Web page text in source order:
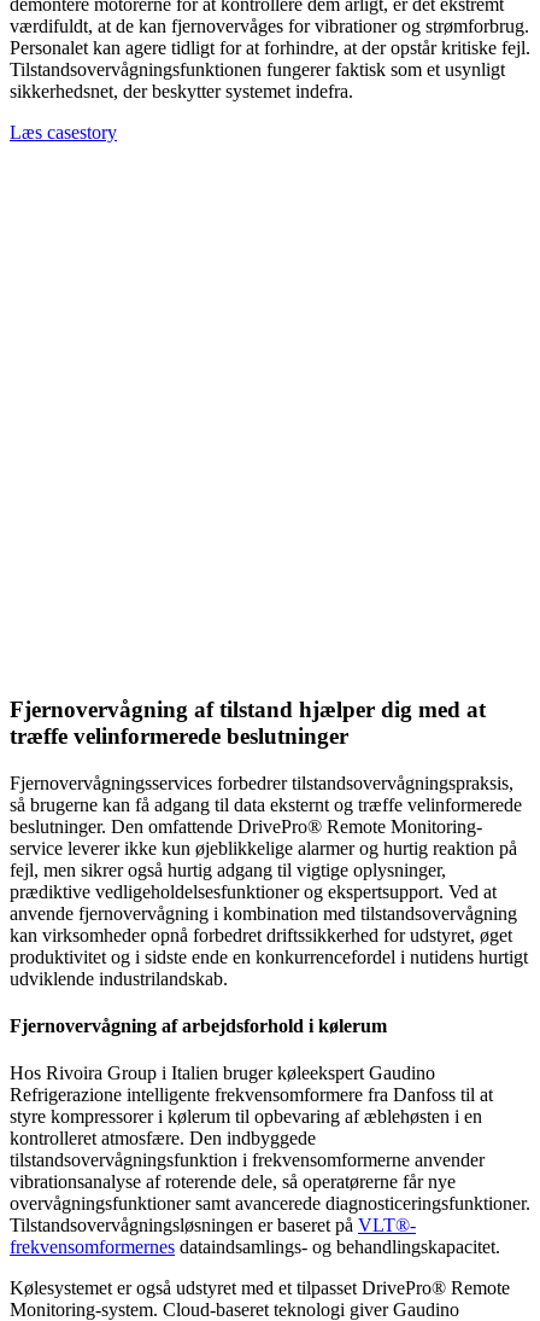
demontere motorerne for at kontrollere dem årligt, er det ekstremt
værdifuldt, at de kan fjernovervåges for vibrationer og strømforbrug.
Personalet kan agere tidligt for at forhindre, at der opstår kritiske fejl.
Tilstandsovervågningsfunktionen fungerer faktisk som et usynligt
sikkerhedsnet, der beskytter systemet indefra.
Læs casestory
Fjernovervågning af tilstand hjælper dig med at
træffe velinformerede beslutninger
Fjernovervågningsservices forbedrer tilstandsovervågningspraksis,
så brugerne kan få adgang til data eksternt og træffe velinformerede
beslutninger. Den omfattende DrivePro® Remote Monitoring-
service leverer ikke kun øjeblikkelige alarmer og hurtig reaktion på
fejl, men sikrer også hurtig adgang til vigtige oplysninger,
prædiktive vedligeholdelsesfunktioner og ekspertsupport. Ved at
anvende fjernovervågning i kombination med tilstandsovervågning
kan virksomheder opnå forbedret driftssikkerhed for udstyret, øget
produktivitet og i sidste ende en konkurrencefordel i nutidens hurtigt
udviklende industrilandskab.
Fjernovervågning af arbejdsforhold i kølerum
Hos Rivoira Group i Italien bruger køleekspert Gaudino
Refrigerazione intelligente frekvensomformere fra Danfoss til at
styre kompressorer i kølerum til opbevaring af æblehøsten i en
kontrolleret atmosfære. Den indbyggede
tilstandsovervågningsfunktion i frekvensomformerne anvender
vibrationsanalyse af roterende dele, så operatørerne får nye
overvågningsfunktioner samt avancerede diagnosticeringsfunktioner.
Tilstandsovervågningsløsningen er baseret på VLT®-
frekvensomformernes dataindsamlings- og behandlingskapacitet.
Kølesystemet er også udstyret med et tilpasset DrivePro® Remote
Monitoring-system. Cloud-baseret teknologi giver Gaudino